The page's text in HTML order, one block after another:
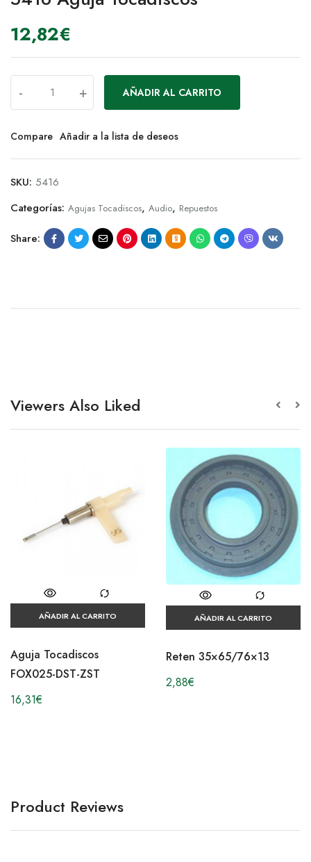
12,82€
- + AÑADIR AL CARRITO
Compare Añadir a la lista de deseos
SKU: 5416
Categorías: Agujas Tocadiscos, Audio, Repuestos
Share:
Viewers Also Liked
AÑADIR AL CARRITO
Aguja Tocadiscos
FOX025-DST-ZST
16,31€
AÑADIR AL CARRITO
Reten 35×65/76×13
2,88€
Product Reviews